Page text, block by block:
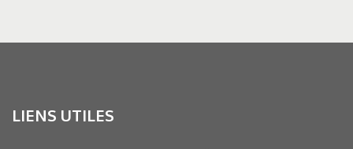
LIENS UTILES